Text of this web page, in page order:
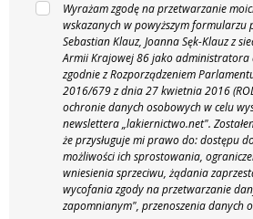
Wyrażam zgodę na przetwarzanie
wskazanych w powyższym formularzu
Sebastian Klauz, Joanna Sęk-Klauz z
Armii Krajowej 86 jako administratora
zgodnie z Rozporządzeniem
2016/679 z dnia 27 kwietnia 2016
ochronie danych osobowych w celu
newslettera „lakiernictwo.net".
że przysługuje mi prawo do: dostępu
możliwości ich sprostowania,
wniesienia sprzeciwu, żądania
wycofania zgody na przetwarzanie
zapomnianym", przenoszenia danych